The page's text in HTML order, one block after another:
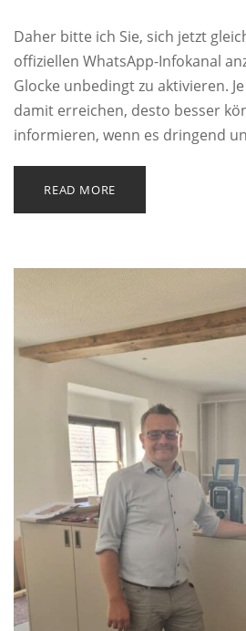
Daher bitte ich Sie, sich jetzt
offiziellen WhatsApp-Infokanal
Glocke unbedingt zu aktivieren.
damit erreichen, desto besser
informieren, wenn es dringend
READ MORE